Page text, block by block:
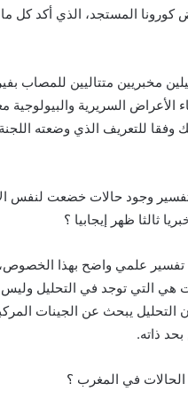
المستجد، الذي أكد كل
مخبريين متتاليين للمصاب
الأعراض السريرية والبيولوجية
وفقا للتعريف الذي وضعته اللجنة
وجود حالات خضعت لنفس
ثالثا ظهر إيجابيا ؟
تفسير علمي واضح بهذا
هي التي توجد في التحليل
التحليل يبحث عن الجينات
ذاته.
في المغرب ؟